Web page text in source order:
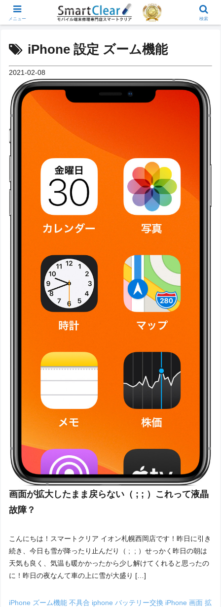
iPhone 設定 ズーム機能
2021-02-08
画面が拡大したまま戻らない（ ; ; ）これって液晶
故障？
こんにちは！スマートクリア イオン札幌西岡店です！昨日に引き
続き、今日も雪が降ったり止んだり（ ; ; ）せっかく昨日の朝は
天気も良く、気温も暖かかったから少し解けてくれると思ったの
に！昨日の夜なんて車の上に雪が大盛り […]
iPhone ズーム機能 不具合 iphone バッテリー交換 iPhone 画面 拡
メニュー 検索